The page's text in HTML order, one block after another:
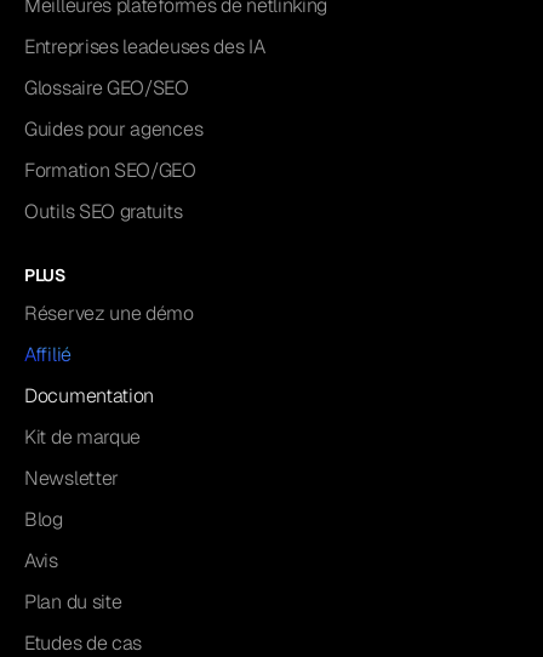
Meilleures plateformes de netlinking
Entreprises leadeuses des IA
Glossaire GEO/SEO
Guides pour agences
Formation SEO/GEO
Outils SEO gratuits
PLUS
Réservez une démo
Affilié
Documentation
Kit de marque
Newsletter
Blog
Avis
Plan du site
Etudes de cas